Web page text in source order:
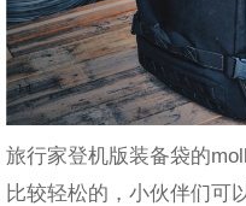
旅行家登机版装备袋的
比较轻松的，小伙伴们可